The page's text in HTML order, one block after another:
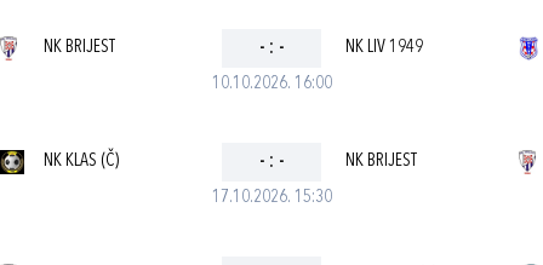
10.10.2026. 16:00
NK BRIJEST - : - NK LIV 1949
17.10.2026. 15:30
NK KLAS (Č) - : - NK BRIJEST